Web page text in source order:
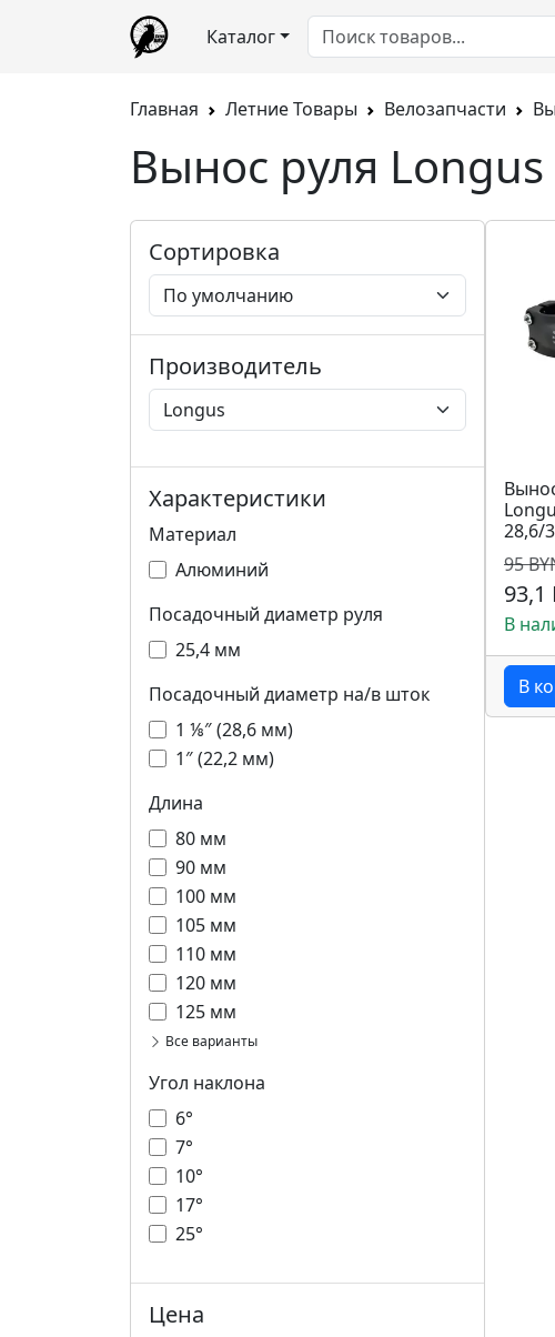
Каталог
Главная Летние Товары Велозапчасти
Вынос руля Longus
Сортировка
Производитель
Характеристики
Материал
Алюминий
Посадочный диаметр руля
25,4 мм
Посадочный диаметр на/в шток
1 ⅛″ (28,6 мм)
1″ (22,2 мм)
Длина
80 мм
90 мм
100 мм
105 мм
110 мм
120 мм
125 мм
Все варианты
Угол наклона
6°
7°
10°
17°
25°
Цена
28,6/
95
93,1
В
В